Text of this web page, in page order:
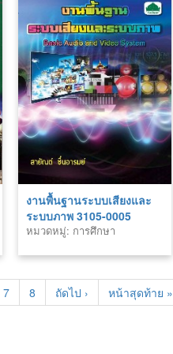
งานพื้นฐานระบบเสียงและ
ระบบภาพ 3105-0005
หมวดหมู่: การศึกษา
7 8 ถัดไป › หน้าสุดท้าย »